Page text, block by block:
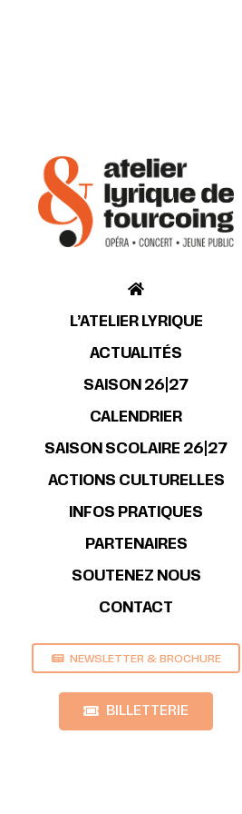
L’ATELIER LYRIQUE
ACTUALITÉS
SAISON 26|27
CALENDRIER
SAISON SCOLAIRE 26|27
ACTIONS CULTURELLES
INFOS PRATIQUES
PARTENAIRES
SOUTENEZ NOUS
CONTACT
NEWSLETTER & BROCHURE
BILLETTERIE